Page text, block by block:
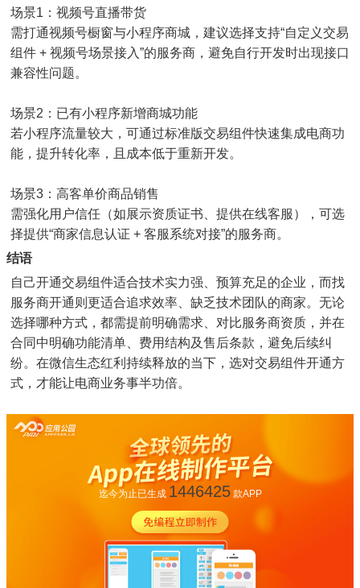
场景1：视频号直播带货
需打通视频号橱窗与小程序商城，建议选择支持“自定义交易
组件 + 视频号场景接入”的服务商，避免自行开发时出现接口
兼容性问题。
场景2：已有小程序新增商城功能
若小程序流量较大，可通过标准版交易组件快速集成电商功
能，提升转化率，且成本低于重新开发。
场景3：高客单价商品销售
需强化用户信任（如展示资质证书、提供在线客服），可选
择提供“商家信息认证 + 客服系统对接”的服务商。
结语
自己开通交易组件适合技术实力强、预算充足的企业，而找
服务商开通则更适合追求效率、缺乏技术团队的商家。无论
选择哪种方式，都需提前明确需求、对比服务商资质，并在
合同中明确功能清单、费用结构及售后条款，避免后续纠
纷。在微信生态红利持续释放的当下，选对交易组件开通方
式，才能让电商业务事半功倍。
迄今为止已生成 1446425款APP